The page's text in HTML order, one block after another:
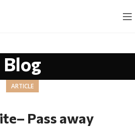
Blog
ARTICLE
Pass away